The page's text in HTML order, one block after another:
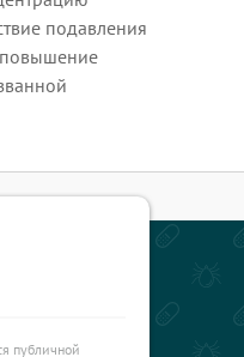
подавления
повышение
публичной